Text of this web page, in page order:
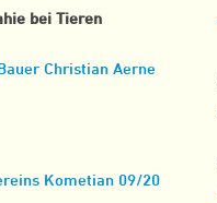
bei Tieren
Christian Aerne
Kometian 09/20